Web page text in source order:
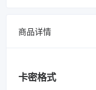
商品详情
卡密格式